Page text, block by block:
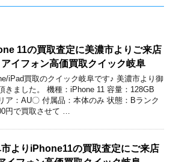
11の買取査定に美濃市よりご来店
アイフォン高価買取クイック岐阜
iPad買取のクイック岐阜です♪ 美濃市より御
きました。 機種：iPhone 11 容量：128GB
ア：AU〇 付属品：本体のみ 状態：Bランク
円で買取させて …
よりiPhone11の買取査定にご来店